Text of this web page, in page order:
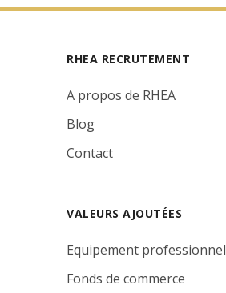
RHEA RECRUTEMENT
A propos de RHEA
Blog
Contact
VALEURS AJOUTÉES
Equipement professionnel
Fonds de commerce